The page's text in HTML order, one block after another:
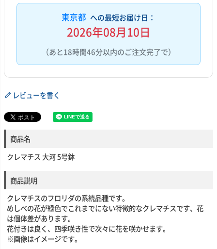
東京都 への最短お届け日：
2026年08月10日
（あと18時間46分以内のご注文完了で）
レビューを書く
商品名
クレマチス 大河 5号鉢
商品説明
クレマチスのフロリダの系統品種です。
めしべの花が緑色でこれまでにない特徴的なクレマチスです、花
は個体差があります。
花付きは良く、四季咲き性で次々に花を咲かせます。
※画像はイメージです。